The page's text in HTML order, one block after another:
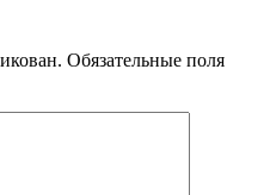
Обязательные поля